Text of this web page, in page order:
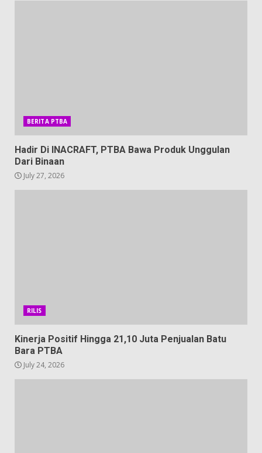
BERITA PTBA
Hadir Di INACRAFT, PTBA Bawa Produk Unggulan
Dari Binaan
July 27, 2026
RILIS
Kinerja Positif Hingga 21,10 Juta Penjualan Batu
Bara PTBA
July 24, 2026